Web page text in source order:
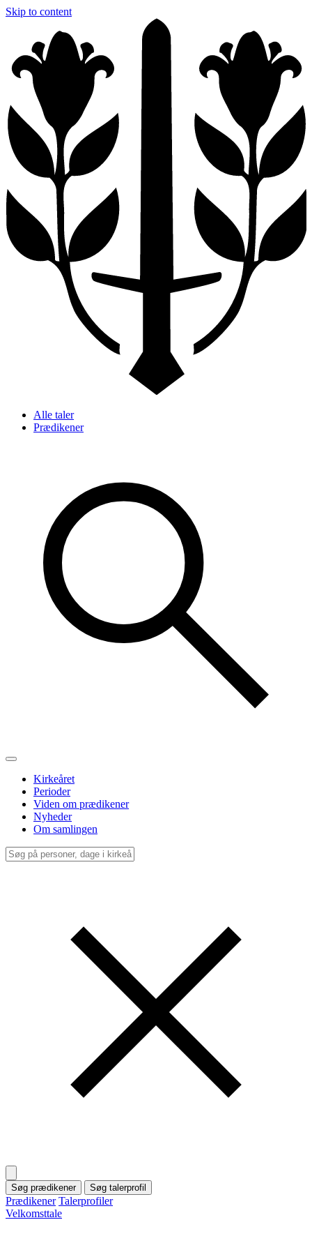
Skip to content
Alle taler
Prædikener
Kirkeåret
Perioder
Viden om prædikener
Nyheder
Om samlingen
Søg prædikener Søg talerprofil
Prædikener Talerprofiler
Velkomsttale